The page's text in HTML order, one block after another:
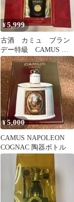
¥5,999
古酒 カミュ ブラン
デー特級 CAMUS 箱
付き フランス コニ
ャック
¥5,000
CAMUS NAPOLEON
COGNAC 陶器ボトル